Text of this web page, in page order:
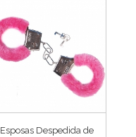
Esposas Despedida de